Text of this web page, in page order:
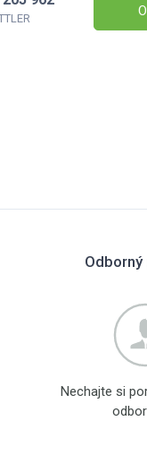
Nechajte si